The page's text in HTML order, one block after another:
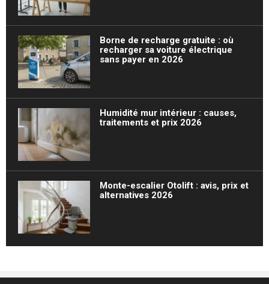
Borne de recharge gratuite : où
recharger sa voiture électrique
sans payer en 2026
Humidité mur intérieur : causes,
traitements et prix 2026
Monte-escalier Otolift : avis, prix et
alternatives 2026